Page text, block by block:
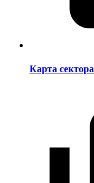
Карта сектора